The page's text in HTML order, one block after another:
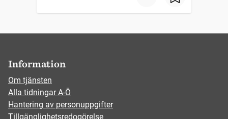
Information
Om tjänsten
Alla tidningar A-Ö
Hantering av personuppgifter
Tillgänglighetsredogörelse